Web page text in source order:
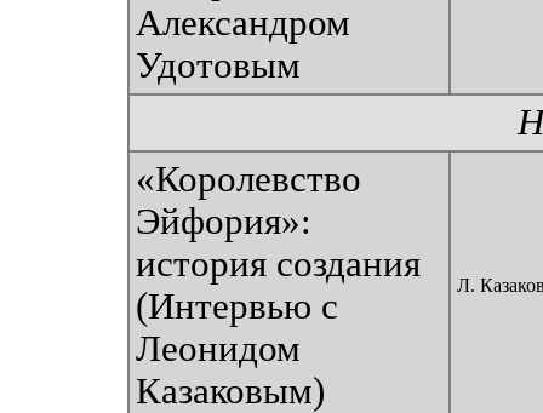
Александром
Удотовым
«Королевство
Эйфория»:
история создания
(Интервью с
Леонидом
Казаковым)
Л.